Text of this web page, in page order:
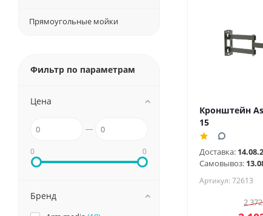
Кронштейн
15
Доставка:
Самовывоз:
Артикул: 72613
2 372
Прямоугольные мойки
Фильтр по параметрам
Цена
0 0
Бренд